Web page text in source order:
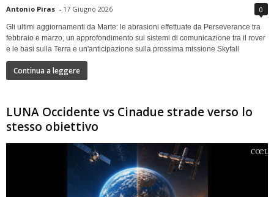
Antonio Piras - 17 Giugno 2026 0
Gli ultimi aggiornamenti da Marte: le abrasioni effettuate da Perseverance tra
febbraio e marzo, un approfondimento sui sistemi di comunicazione tra il rover
e le basi sulla Terra e un'anticipazione sulla prossima missione Skyfall
Continua a leggere
LUNA Occidente vs Cinadue strade verso lo
stesso obiettivo